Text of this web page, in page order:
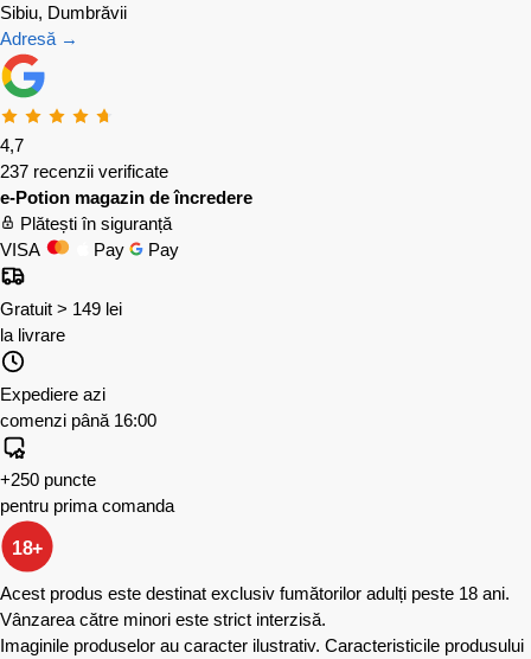
Sibiu, Dumbrăvii
Adresă →
4,7
237 recenzii verificate
e-Potion magazin de încredere
Plătești în siguranță
VISA
Pay Pay
Gratuit > 149 lei
la livrare
Expediere azi
comenzi până 16:00
+250 puncte
pentru prima comanda
18+
Acest produs este destinat exclusiv fumătorilor adulți peste 18 ani.
Vânzarea către minori este strict interzisă.
Imaginile produselor au caracter ilustrativ. Caracteristicile produsului